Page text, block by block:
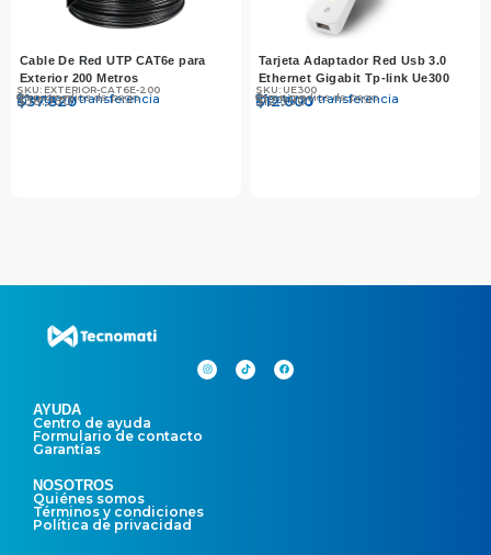
Cable De Red UTP CAT6e para
Exterior 200 Metros
SKU: EXTERIOR-CAT6E-200
$37.820
Efectivo y transferencia
$38.990
Otros medios de pago
Tarjeta Adaptador Red Usb 3.0
Ethernet Gigabit Tp-link Ue300
SKU: UE300
$12.600
Efectivo y transferencia
$12.990
Otros medios de pago
AYUDA
Centro de ayuda
Formulario de contacto
Garantías
NOSOTROS
Quiénes somos
Términos y condiciones
Política de privacidad